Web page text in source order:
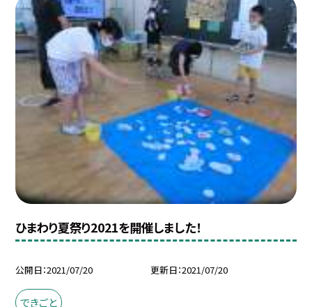
ひまわり夏祭り2021を開催しました！
公開日 2021/07/20 更新日 2021/07/20
できごと